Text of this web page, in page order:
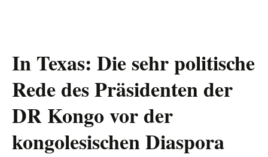
In Texas: Die sehr politische
Rede des Präsidenten der
DR Kongo vor der
kongolesischen Diaspora